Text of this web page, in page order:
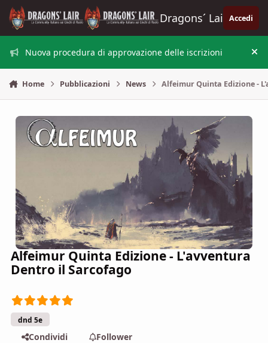
Vai al contenuto
Dragons´ Lair Accedi
Nuova procedura di approvazione delle iscrizioni
Home Pubblicazioni News Alfeimur Quinta Edizione -
Alfeimur Quinta Edizione - L'avventura
Dentro il Sarcofago
dnd 5e
Condividi
Follower